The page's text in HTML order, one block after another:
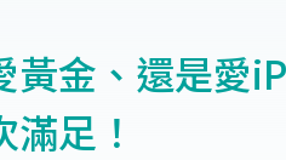
黃金、還是愛
足！